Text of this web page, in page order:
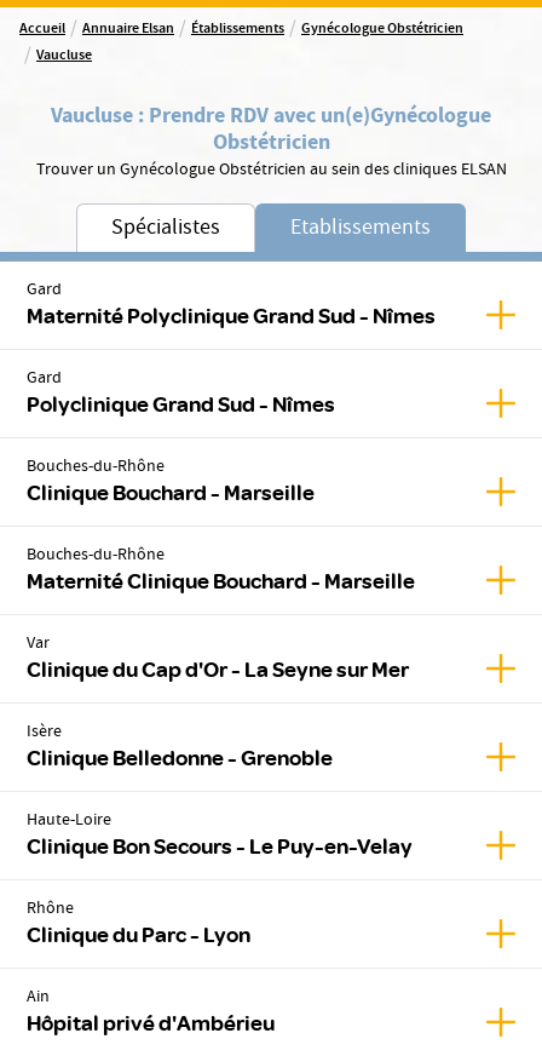
Accueil / Annuaire Elsan / Établissements / Gynécologue Obstétricien
/ Vaucluse
Vaucluse : Prendre RDV avec un(e)Gynécologue
Obstétricien
Trouver un Gynécologue Obstétricien au sein des cliniques ELSAN
Spécialistes Etablissements
Gard
Maternité Polyclinique Grand Sud - Nîmes
Gard
Polyclinique Grand Sud - Nîmes
Bouches-du-Rhône
Clinique Bouchard - Marseille
Bouches-du-Rhône
Maternité Clinique Bouchard - Marseille
Var
Clinique du Cap d'Or - La Seyne sur Mer
Isère
Clinique Belledonne - Grenoble
Haute-Loire
Clinique Bon Secours - Le Puy-en-Velay
Rhône
Clinique du Parc - Lyon
Ain
Hôpital privé d'Ambérieu